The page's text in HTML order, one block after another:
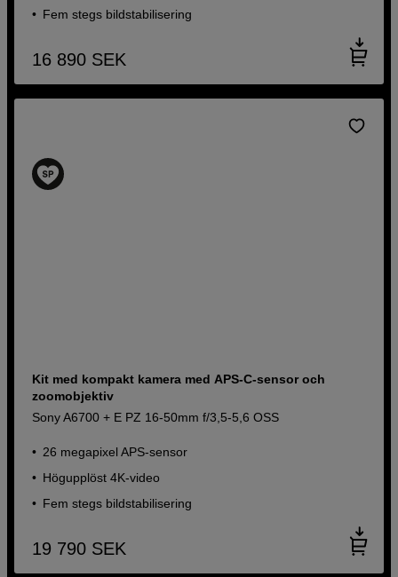
Fem stegs bildstabilisering
16 890 SEK
Kit med kompakt kamera med APS-C-sensor och
zoomobjektiv
Sony A6700 + E PZ 16-50mm f/3,5-5,6 OSS
26 megapixel APS-sensor
Högupplöst 4K-video
Fem stegs bildstabilisering
19 790 SEK